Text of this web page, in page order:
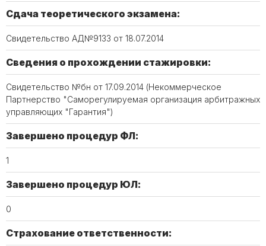
Сдача теоретического экзамена:
Свидетельство АД№9133 от 18.07.2014
Сведения о прохождении стажировки:
Свидетельство №бн от 17.09.2014 (Некоммерческое
Партнерство "Саморегулируемая организация арбитражных
управляющих "Гарантия")
Завершено процедур ФЛ:
1
Завершено процедур ЮЛ:
0
Страхование ответственности: